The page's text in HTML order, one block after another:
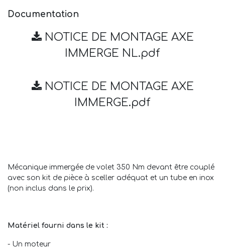
Documentation
NOTICE DE MONTAGE AXE
IMMERGE NL.pdf
NOTICE DE MONTAGE AXE
IMMERGE.pdf
Mécanique immergée de volet 350 Nm devant être couplé
avec son kit de pièce à sceller adéquat et un tube en inox
(non inclus dans le prix).
Matériel fourni dans le kit :
- Un moteur